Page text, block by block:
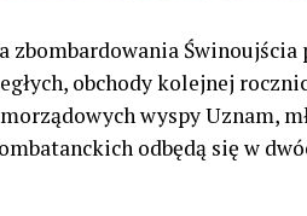
zbombardowania
obchody kolejnej
wyspy Uznam,
odbędą się w